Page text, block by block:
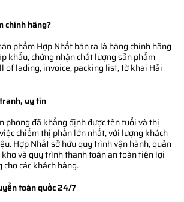
chính hãng?
phẩm Hợp Nhất bán ra là hàng chính hãng
khẩu, chứng nhận chất lượng sản phẩm
of lading, invoice, packing list, tờ khai Hải
uy tín
phong đã khẳng định được tên tuổi và thị
chiếm thị phần lớn nhất, với lượng khách
Hợp Nhất sở hữu quy trình vận hành, quản
và quy trình thanh toán an toàn tiện lợi
các khách hàng.
toàn quốc 24/7